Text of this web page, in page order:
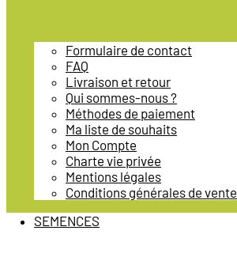
Formulaire de contact
FAQ
Livraison et retour
Qui sommes-nous ?
Méthodes de paiement
Ma liste de souhaits
Mon Compte
Charte vie privée
Mentions légales
Conditions générales de vente
SEMENCES